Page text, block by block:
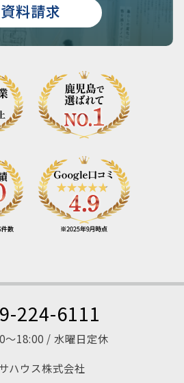
資料請求
224-6111
～18:00 / 水曜日定休
ハウス株式会社